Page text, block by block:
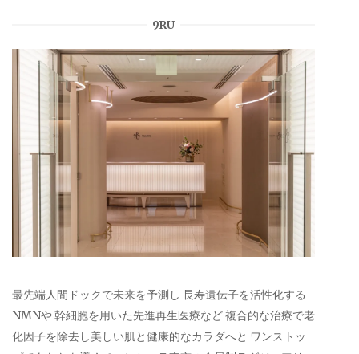
9RU
最先端人間ドックで未来を予測し 長寿遺伝子を活性化する
NMNや 幹細胞を用いた先進再生医療など 複合的な治療で老
化因子を除去し美しい肌と健康的なカラダへと ワンストッ